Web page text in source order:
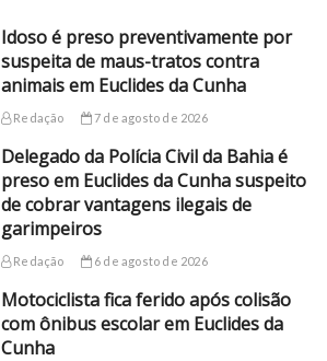
Idoso é preso preventivamente por
suspeita de maus-tratos contra
animais em Euclides da Cunha
Redação 7 de agosto de 2026
Delegado da Polícia Civil da Bahia é
preso em Euclides da Cunha suspeito
de cobrar vantagens ilegais de
garimpeiros
Redação 6 de agosto de 2026
Motociclista fica ferido após colisão
com ônibus escolar em Euclides da
Cunha